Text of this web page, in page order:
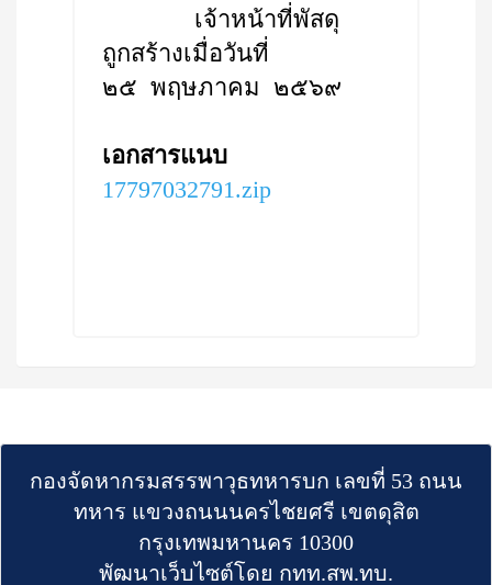
เจ้าหน้าที่พัสดุ
ถูกสร้างเมื่อวันที่
๒๕ พฤษภาคม ๒๕๖๙
เอกสารแนบ
17797032791.zip
กองจัดหากรมสรรพาวุธทหารบก เลขที่ 53 ถนน
ทหาร แขวงถนนนครไชยศรี เขตดุสิต
กรุงเทพมหานคร 10300
พัฒนาเว็บไซต์โดย กทท.สพ.ทบ.